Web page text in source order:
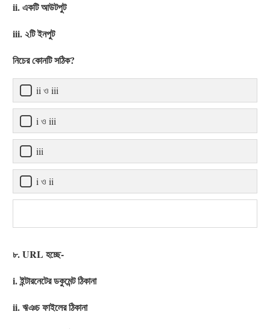
ii. একটি আউটপুট
iii. ২টি ইনপুট
নিচের কোনটি সঠিক?
ii ও iii
i ও iii
iii
i ও ii
৮. URL হচ্ছে-
i. ইন্টারনেটের ডকুমেন্ট ঠিকানা
ii. ঋঞচ ফাইলের ঠিকানা